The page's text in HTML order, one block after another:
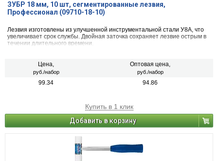
ЗУБР 18 мм, 10 шт, сегментированные лезвия,
Профессионал (09710-18-10)
Лезвия изготовлены из улучшенной инструментальной стали У8А, что
увеличивает срок службы. Двойная заточка сохраняет лезвие острым в
течении длительного времени.
Цена,
руб./набор
Оптовая цена,
руб./набор
99.34 94.86
Купить в 1 клик
Добавить в корзину